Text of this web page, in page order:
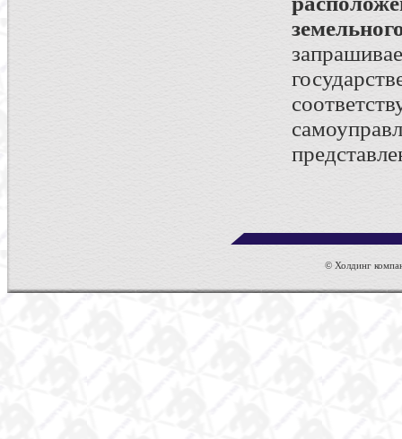
© Холдинг